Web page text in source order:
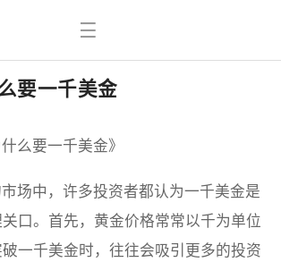
要一千美金
么要一千美金》
场中，许多投资者都认为一千美金是
口。首先，黄金价格常常以千为单位
一千美金时，往往会吸引更多的投资